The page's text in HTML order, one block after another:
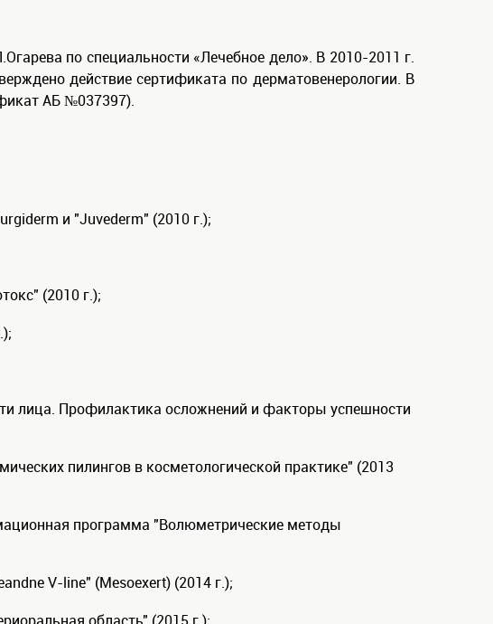
по специальности «Лечебное дело». В 2010-2011 г.
действие сертификата по дерматовенерологии. В
АБ №037397).
и "Juvederm" (2010 г.);
(2010 г.);
лица. Профилактика осложнений и факторы успешности
пилингов в косметологической практике" (2013
программа "Волюметрические методы
V-line" (Mesoexert) (2014 г.);